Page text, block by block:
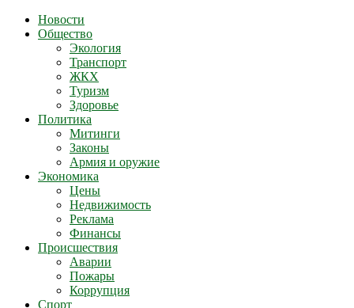
Новости
Общество
Экология
Транспорт
ЖКХ
Туризм
Здоровье
Политика
Митинги
Законы
Армия и оружие
Экономика
Цены
Недвижимость
Реклама
Финансы
Происшествия
Аварии
Пожары
Коррупция
Спорт